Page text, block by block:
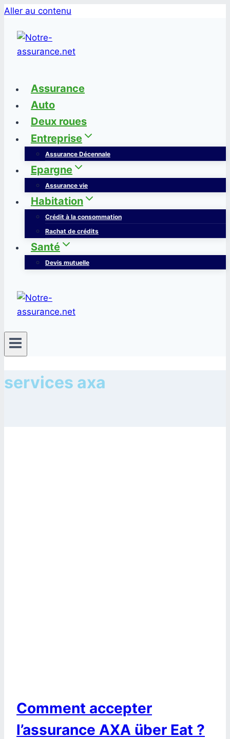
Aller au contenu
Assurance
Auto
Deux roues
Entreprise
Assurance Décennale
Epargne
Assurance vie
Habitation
Crédit à la consommation
Rachat de crédits
Santé
Devis mutuelle
services axa
Comment accepter
l’assurance AXA über Eat ?